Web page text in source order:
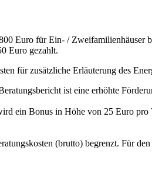
Euro für Ein- /
Euro gezahlt.
für zusätzliche Erläuterung des
ist eine erhöhte
ein Bonus in Höhe von 25 Euro
(brutto) begrenzt. Für